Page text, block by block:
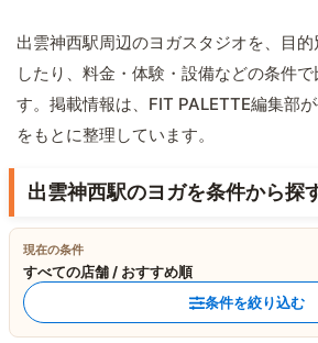
出雲神西駅周辺のヨガスタジオを、目
したり、料金・体験・設備などの条件
す。掲載情報は、FIT PALETTE編集部
をもとに整理しています。
出雲神西駅のヨガを条件から探
現在の条件
すべての店舗 / おすすめ順
条件を絞り込む